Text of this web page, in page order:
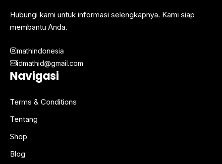
Hubungi kami untuk informasi selengkapnya. Kami siap
membantu Anda.
mathindonesia
idmathid@gmail.com
Navigasi
Terms & Conditions
Tentang
Shop
Blog